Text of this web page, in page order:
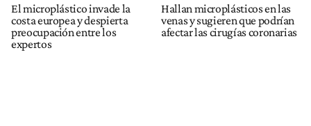
El microplástico invade la
costa europea y despierta
preocupación entre los
expertos
Hallan microplásticos en las
venas y sugieren que podrían
afectar las cirugías coronarias